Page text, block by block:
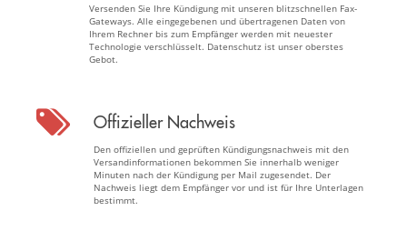
Versenden Sie Ihre Kündigung mit unseren blitzschnellen Fax-
Gateways. Alle eingegebenen und übertragenen Daten von
Ihrem Rechner bis zum Empfänger werden mit neuester
Technologie verschlüsselt. Datenschutz ist unser oberstes
Gebot.
Offizieller Nachweis
Den offiziellen und geprüften Kündigungsnachweis mit den
Versandinformationen bekommen Sie innerhalb weniger
Minuten nach der Kündigung per Mail zugesendet. Der
Nachweis liegt dem Empfänger vor und ist für Ihre Unterlagen
bestimmt.